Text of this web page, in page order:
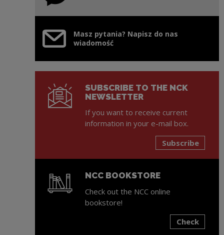
Masz pytania? Napisz do nas
wiadomość
SUBSCRIBE TO THE NCK
NEWSLETTER
If you want to receive current
information in your e-mail box.
Subscribe
NCC BOOKSTORE
Check out the NCC online
bookstore!
Check